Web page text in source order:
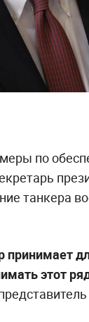
по
танкера
этот